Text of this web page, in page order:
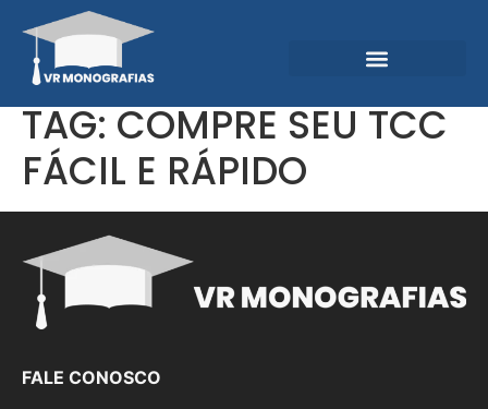
TAG:COMPRE SEU TCC
FÁCIL E RÁPIDO
FALE CONOSCO